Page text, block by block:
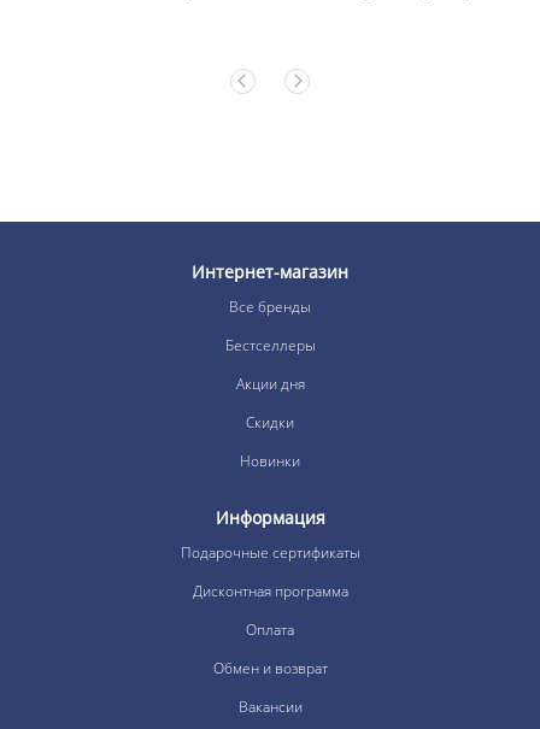
Интернет-магазин
Все бренды
Бестселлеры
Акции дня
Скидки
Новинки
Информация
Подарочные сертификаты
Дисконтная программа
Оплата
Обмен и возврат
Вакансии